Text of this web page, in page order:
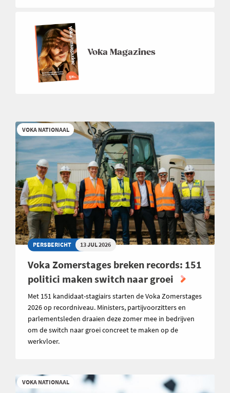
Voka Magazines
VOKA NATIONAAL
PERSBERICHT 13 JUL 2026
Voka Zomerstages breken records: 151
politici maken switch naar groei
Met 151 kandidaat-stagiairs starten de Voka Zomerstages
2026 op recordniveau. Ministers, partijvoorzitters en
parlementsleden draaien deze zomer mee in bedrijven
om de switch naar groei concreet te maken op de
werkvloer.
VOKA NATIONAAL